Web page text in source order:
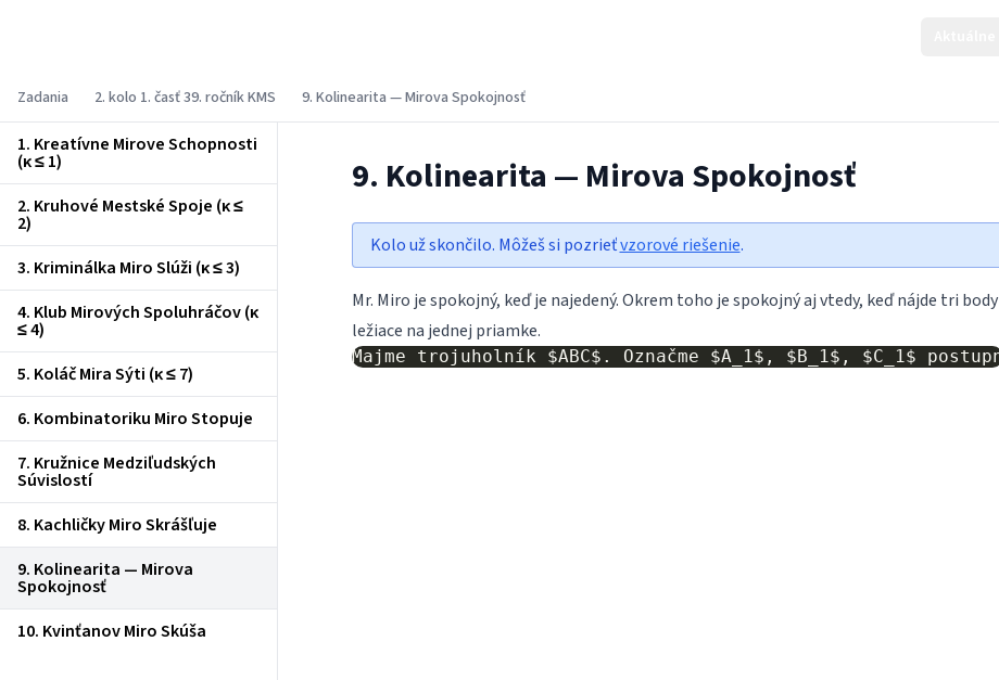
Zadania 2. kolo 1. časť 39. ročník KMS 9. Kolinearita — Mirova Spokojnosť
1. Kreatívne Mirove Schopnosti
(κ ≤ 1)
2. Kruhové Mestské Spoje (κ ≤
2)
3. Kriminálka Miro Slúži (κ ≤ 3)
4. Klub Mirových Spoluhráčov (κ
≤ 4)
5. Koláč Mira Sýti (κ ≤ 7)
6. Kombinatoriku Miro Stopuje
7. Kružnice Medziľudských
Súvislostí
8. Kachličky Miro Skrášľuje
9. Kolinearita — Mirova
Spokojnosť
10. Kvinťanov Miro Skúša
9. Kolinearita — Mirova Spokojnosť
Kolo už skončilo. Môžeš si pozrieťvzorové riešenie.
Mr. Miro je spokojný, keď je najedený. Okrem toho je spokojný aj vtedy, keď nájde tri body
ležiace na jednej priamke.